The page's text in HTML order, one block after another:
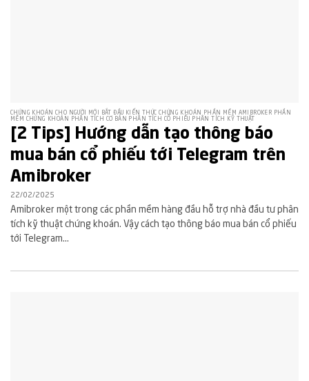
CHỨNG KHOÁN CHO NGƯỜI MỚI BẮT ĐẦU KIẾN THỨC CHỨNG KHOÁN PHẦN MỀM AMIBROKER PHẦN
MỀM CHỨNG KHOÁN PHÂN TÍCH CƠ BẢN PHÂN TÍCH CỔ PHIẾU PHÂN TÍCH KỸ THUẬT
[2 Tips] Hướng dẫn tạo thông báo
mua bán cổ phiếu tới Telegram trên
Amibroker
22/02/2025
Amibroker một trong các phần mềm hàng đầu hỗ trợ nhà đầu tư phân
tích kỹ thuật chứng khoán. Vậy cách tạo thông báo mua bán cổ phiếu
tới Telegram...